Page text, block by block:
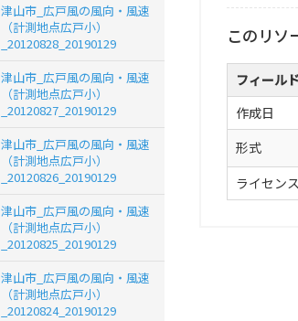
このリソ
フィールド
作成日
形式
ライセンス
津山市_広戸風の風向・風速
（計測地点広戸小）
_20120828_20190129
津山市_広戸風の風向・風速
（計測地点広戸小）
_20120827_20190129
津山市_広戸風の風向・風速
（計測地点広戸小）
_20120826_20190129
津山市_広戸風の風向・風速
（計測地点広戸小）
_20120825_20190129
津山市_広戸風の風向・風速
（計測地点広戸小）
_20120824_20190129